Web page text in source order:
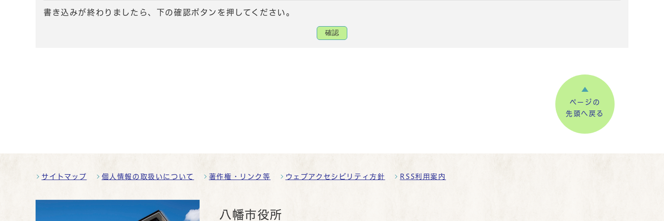
書き込みが終わりましたら、下の確認ボタンを押してください。
確認
ページの
先頭へ戻る
サイトマップ 個人情報の取扱いについて 著作権・リンク等 ウェブアクセシビリティ方針 RSS利用案内
八幡市役所